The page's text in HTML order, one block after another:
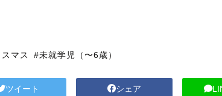
マス #未就学児（〜6歳）
ツイート シェア